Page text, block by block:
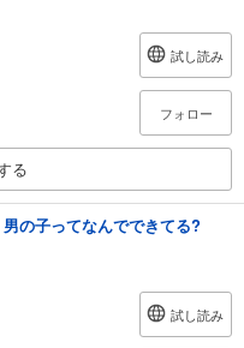
試し読み
フォロー
る
の子ってなんでできてる?
試し読み